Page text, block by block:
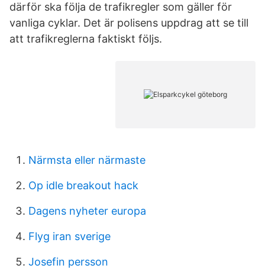
därför ska följa de trafikregler som gäller för
vanliga cyklar. Det är polisens uppdrag att se till
att trafikreglerna faktiskt följs.
Närmsta eller närmaste
Op idle breakout hack
Dagens nyheter europa
Flyg iran sverige
Josefin persson